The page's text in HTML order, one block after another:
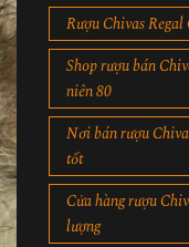
Rượu Chivas
Shop rượu bán
niên 80
Nơi bán rượu
tốt
Cửa hàng rượu
lượng